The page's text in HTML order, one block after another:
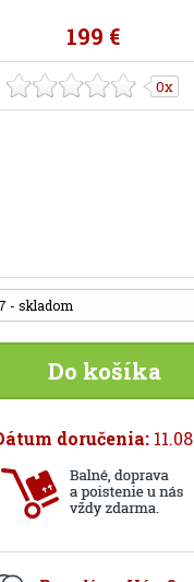
199 €
0x
- skladom
Do košíka
doručenia: 11.08